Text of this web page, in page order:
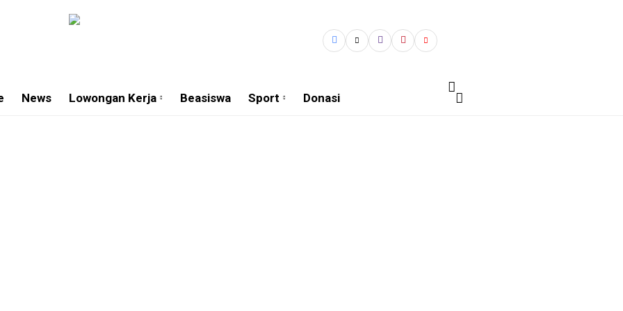
News Lowongan Kerja Beasiswa Sport Donasi